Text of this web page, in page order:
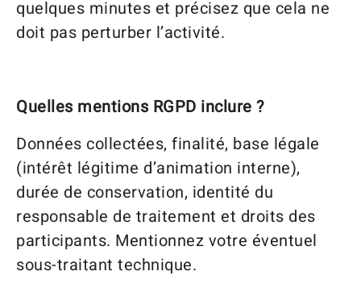
quelques minutes et précisez que cela ne
doit pas perturber l’activité.
Quelles mentions RGPD inclure ?
Données collectées, finalité, base légale
(intérêt légitime d’animation interne),
durée de conservation, identité du
responsable de traitement et droits des
participants. Mentionnez votre éventuel
sous-traitant technique.